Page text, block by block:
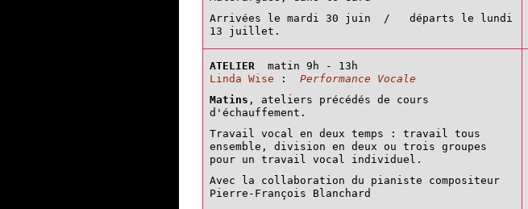
Arrivées le mardi 30 juin / départs le lundi
13 juillet.
ATELIER
matin 9h - 13h
Linda Wise : Performance Vocale
Matins , ateliers précédés de cours
d'échauffement.
Travail vocal en deux temps : travail tous
ensemble, division en deux ou trois groupes
pour un travail vocal individuel.
Avec la collaboration du pianiste compositeur
Pierre-François Blanchard